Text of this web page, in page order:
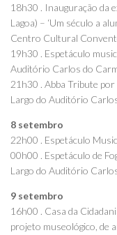
18h30 . Inauguração da
Lagoa) – ‘Um século a
Centro Cultural
19h30 . Espetáculo
Auditório Carlos do
21h30 . Abba Tribute
Largo do Auditório
8 setembro
22h00 . Espetáculo
00h00 . Espetáculo de
Largo do Auditório
9 setembro
16h00 . Casa da
projeto museológico, de